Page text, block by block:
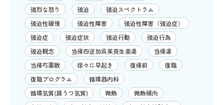
強烈な怒り
強迫
強迫スペクトラム
強迫性緩慢
強迫性障害
強迫性障害（強迫症）
強迫症
強迫症状 強迫行動
強迫行為
強迫観念
当帰四逆加呉茱萸生姜湯
当帰湯
当帰芍薬散
徐々に早起き 復帰前
復職
復職プログラム
循環器内科
循環気質(躁うつ気質)
微熱
微熱傾向